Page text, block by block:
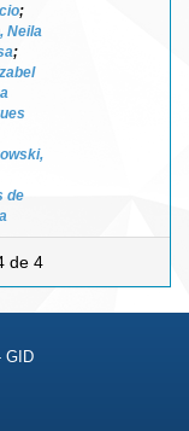
;
Neila
;
de
de 4
GID